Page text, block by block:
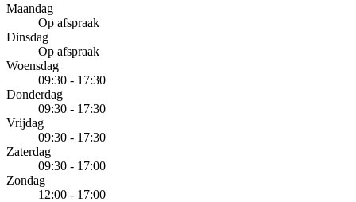
Maandag
Op afspraak
Dinsdag
Op afspraak
Woensdag
09:30 - 17:30
Donderdag
09:30 - 17:30
Vrijdag
09:30 - 17:30
Zaterdag
09:30 - 17:00
Zondag
12:00 - 17:00